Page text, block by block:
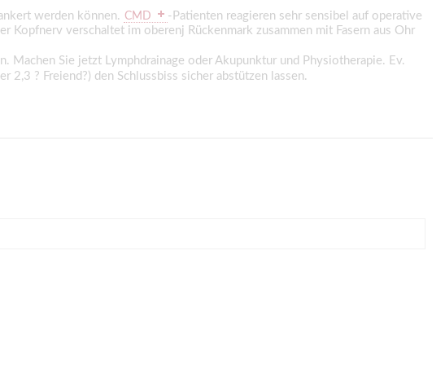
werden können. CMD
-Patienten reagieren sehr sensibel auf operative
Kopfnerv verschaltet im oberenj Rückenmark zusammen mit Fasern aus Ohr
Machen Sie jetzt Lymphdrainage oder Akupunktur und Physiotherapie. Ev.
2,3 ? Freiend?) den Schlussbiss sicher abstützen lassen.